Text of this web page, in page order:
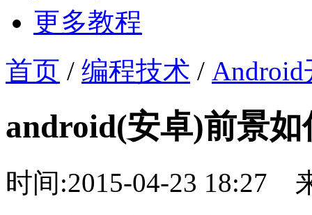
更多教程
首页 / 编程技术 / Android
android(安卓)前景如
时间:2015-04-23 18:27